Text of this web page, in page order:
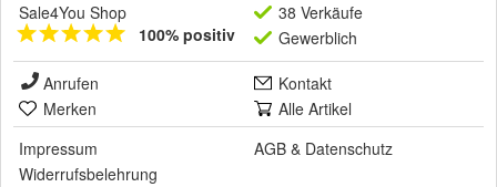
Sale4You Shop
100% positiv
38 Verkäufe
Gewerblich
Anrufen
Kontakt
Merken
Alle Artikel
Impressum
AGB & Datenschutz
Widerrufsbelehrung